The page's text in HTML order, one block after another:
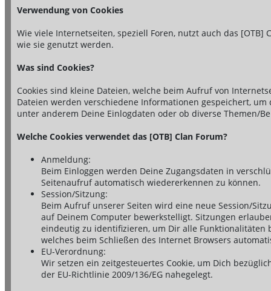
Verwendung von Cookies
Wie viele Internetseiten, speziell Foren, nutzt auch das [OTB]
wie sie genutzt werden.
Was sind Cookies?
Cookies sind kleine Dateien, welche beim Aufruf von
Dateien werden verschiedene Informationen gespeichert,
unter anderem Deine Einlogdaten oder ob diverse Themen/
Welche Cookies verwendet das [OTB] Clan Forum?
Anmeldung:
Beim Einloggen werden Deine Zugangsdaten in
Seitenaufruf automatisch wiedererkennen zu können.
Session/Sitzung:
Beim Aufruf unserer Seiten wird eine neue Session/
auf Deinem Computer bewerkstelligt. Sitzungen
eindeutig zu identifizieren, um Dir alle Funktionalitäten
welches beim Schließen des Internet Browsers
EU-Verordnung:
Wir setzen ein zeitgesteuertes Cookie, um Dich
der EU-Richtlinie 2009/136/EG nahegelegt.